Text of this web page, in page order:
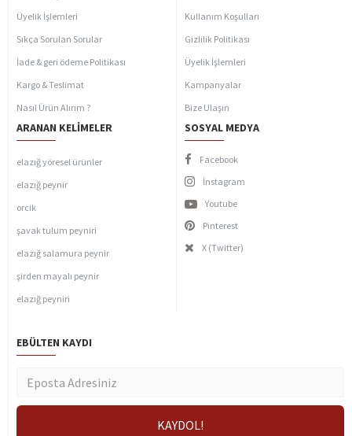
Üyelik İşlemleri
Sıkça Sorulan Sorular
İade & geri ödeme Politikası
Kargo & Teslimat
Nasıl Ürün Alırım ?
Kullanım Koşulları
Gizlilik Politikası
Üyelik İşlemleri
Kampanyalar
Bize Ulaşın
ARANAN KELIMELER
elazığ yöresel ürünler
elazığ peynir
orcik
şavak tulum peyniri
elazığ salamura peynir
şirden mayalı peynir
elazığ peyniri
SOSYAL MEDYA
Facebook
İnstagram
Youtube
Pinterest
X (Twitter)
EBÜLTEN KAYDI